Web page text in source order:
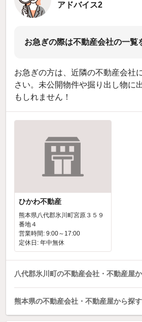
アドバイス2
お急ぎの際は不動産会社の一覧
お急ぎの方は、近隣の不動産会社
さい。未公開物件や掘り出し物に
もしれません！
ひかわ不動産
熊本県八代郡氷川町宮原３５９
番地４
営業時間: 9:00～17:00
定休日: 年中無休
八代郡氷川町の不動産会社・不動産屋
熊本県の不動産会社・不動産屋から探す